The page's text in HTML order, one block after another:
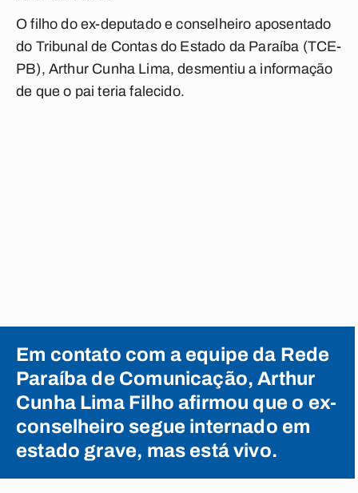
O filho do ex-deputado e conselheiro aposentado
do Tribunal de Contas do Estado da Paraíba (TCE-
PB), Arthur Cunha Lima, desmentiu a informação
de que o pai teria falecido.
Em contato com a equipe da Rede
Paraíba de Comunicação, Arthur
Cunha Lima Filho afirmou que o ex-
conselheiro segue internado em
estado grave, mas está vivo.